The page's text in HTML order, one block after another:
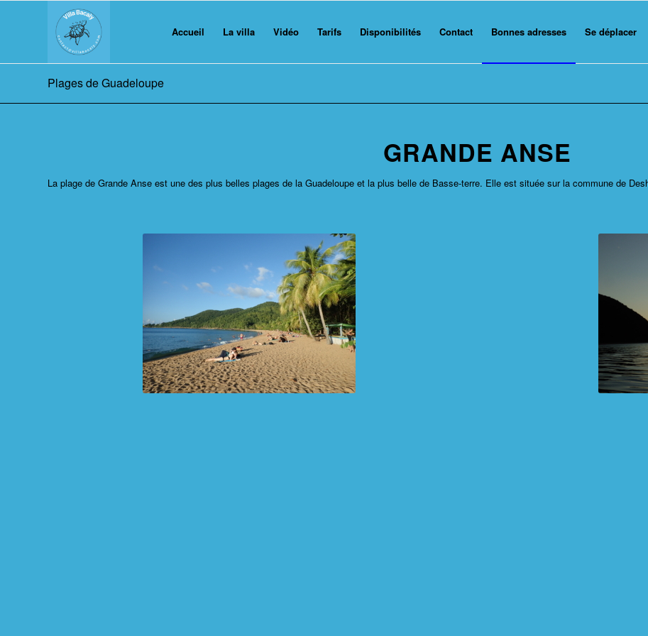
Accueil La villa Vidéo Tarifs Disponibilités Contact Bonnes adresses Se déplacer
Plages de Guadeloupe
GRANDE ANSE
La plage de Grande Anse est une des plus belles plages de la Guadeloupe et la plus belle de Basse-terre. Elle est située sur la commune de